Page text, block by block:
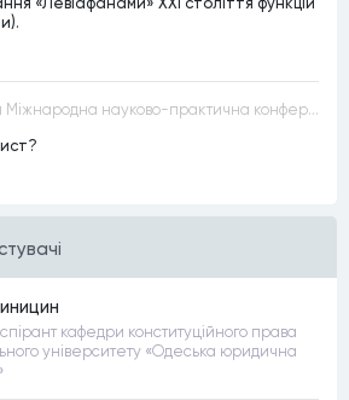
22 червня відбудеться Міжнародна науково-практична конференція “Конституційна демократія в умовах загроз територіальній цілісності та національній безпеці”
кафедри конституційного права
університету «Одеська юридична